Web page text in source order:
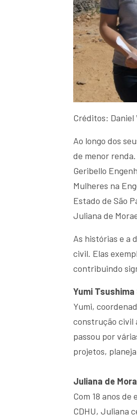
Créditos: Daniel
Ao longo dos
de menor
Geribello
Mulheres na
Estado de São
Juliana de
As histórias e a
civil. Elas
contribuindo
Yumi
Yumi,
construção civil
passou por
projetos,
Juliana de
Com 18 anos
CDHU, Juliana